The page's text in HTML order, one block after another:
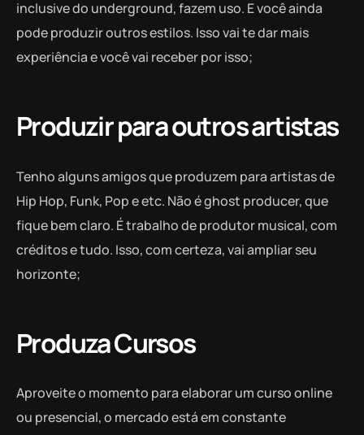
inclusive do underground, fazem uso. E você ainda
pode produzir outros estilos. Isso vai te dar mais
experiência e você vai receber por isso;
Produzir para outros artistas
Tenho alguns amigos que produzem para artistas de
Hip Hop, Funk, Pop e etc. Não é ghost producer, que
fique bem claro. É trabalho de produtor musical, com
créditos e tudo. Isso, com certeza, vai ampliar seu
horizonte;
Produza Cursos
Aproveite o momento para elaborar um curso online
ou presencial, o mercado está em constante